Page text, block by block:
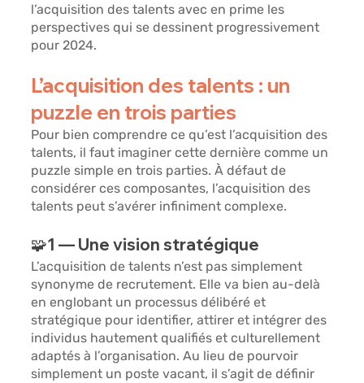
l’acquisition des talents avec en prime les
perspectives qui se dessinent progressivement
pour 2024.
L’acquisition des talents : un
puzzle en trois parties
Pour bien comprendre ce qu’est l’acquisition des
talents, il faut imaginer cette dernière comme un
puzzle simple en trois parties. À défaut de
considérer ces composantes, l’acquisition des
talents peut s’avérer infiniment complexe.
🧩1 — Une vision stratégique
L’acquisition de talents n’est pas simplement
synonyme de recrutement. Elle va bien au-delà
en englobant un processus délibéré et
stratégique pour identifier, attirer et intégrer des
individus hautement qualifiés et culturellement
adaptés à l’organisation. Au lieu de pourvoir
simplement un poste vacant, il s’agit de définir